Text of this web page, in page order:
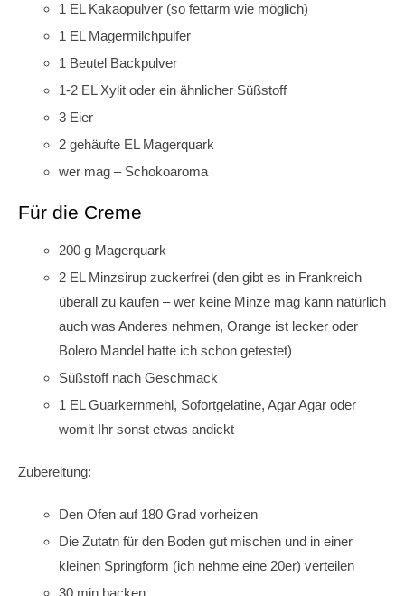
1 EL Kakaopulver (so fettarm wie möglich)
1 EL Magermilchpulfer
1 Beutel Backpulver
1-2 EL Xylit oder ein ähnlicher Süßstoff
3 Eier
2 gehäufte EL Magerquark
wer mag – Schokoaroma
Für die Creme
200 g Magerquark
2 EL Minzsirup zuckerfrei (den gibt es in Frankreich
überall zu kaufen – wer keine Minze mag kann natürlich
auch was Anderes nehmen, Orange ist lecker oder
Bolero Mandel hatte ich schon getestet)
Süßstoff nach Geschmack
1 EL Guarkernmehl, Sofortgelatine, Agar Agar oder
womit Ihr sonst etwas andickt
Zubereitung:
Den Ofen auf 180 Grad vorheizen
Die Zutatn für den Boden gut mischen und in einer
kleinen Springform (ich nehme eine 20er) verteilen